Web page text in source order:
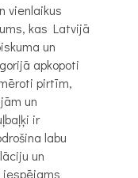
vienlaikus
kas Latvijā
un
apkopoti
pirtīm,
un
ir
labu
un